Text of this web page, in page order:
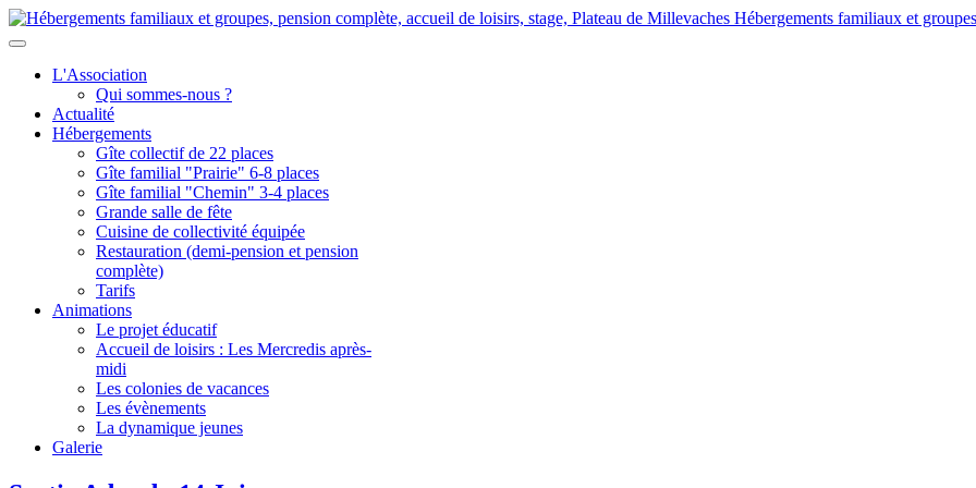
Hébergements familiaux et
L'Association
Qui sommes-nous ?
Actualité
Hébergements
Gîte collectif de 22 places
Gîte familial "Prairie" 6-8 places
Gîte familial "Chemin" 3-4 places
Grande salle de fête
Cuisine de collectivité équipée
Restauration (demi-pension et pension
complète)
Tarifs
Animations
Le projet éducatif
Accueil de loisirs : Les Mercredis après-
midi
Les colonies de vacances
Les évènements
La dynamique jeunes
Galerie